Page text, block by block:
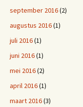
september 2016(2)
augustus 2016(1)
juli 2016(1)
juni 2016(1)
mei 2016(2)
april 2016(1)
maart 2016(3)